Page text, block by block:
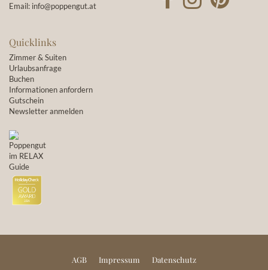
Email: info@poppengut.at
Quicklinks
Zimmer & Suiten
Urlaubsanfrage
Buchen
Informationen anfordern
Gutschein
Newsletter anmelden
AGB Impressum Datenschutz